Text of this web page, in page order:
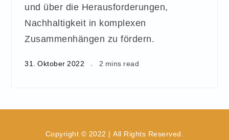
und über die Herausforderungen,
Nachhaltigkeit in komplexen
Zusammenhängen zu fördern.
31. Oktober 2022 2 mins read
Copyright © 2022 | All Rights Reserved.